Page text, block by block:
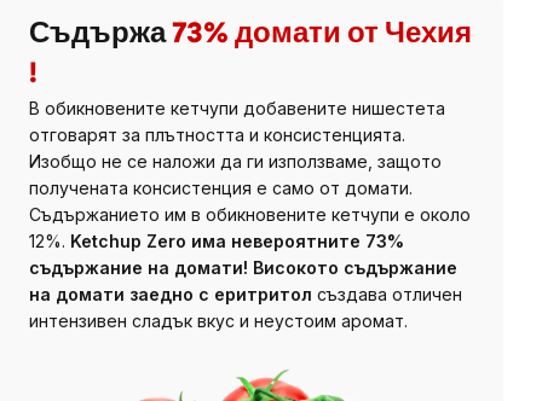
Съдържа73% домати от Чехия
!
В обикновените кетчупи добавените нишестета
отговарят за плътността и консистенцията.
Изобщо не се наложи да ги използваме, защото
получената консистенция е само от домати.
Съдържанието им в обикновените кетчупи е около
12%. Ketchup Zero има невероятните 73%
съдържание на домати! Високото съдържание
на домати заедно с еритритол създава отличен
интензивен сладък вкус и неустоим аромат.